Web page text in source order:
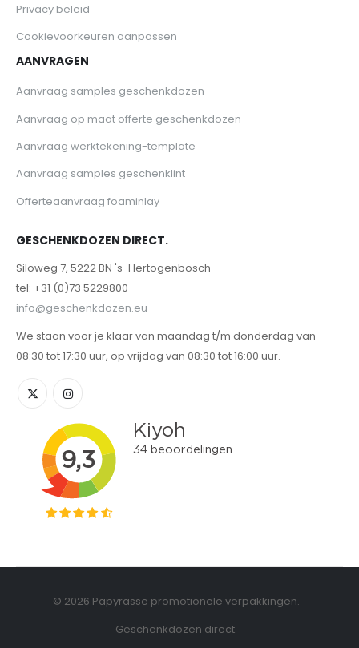
Privacy beleid
Cookievoorkeuren aanpassen
AANVRAGEN
Aanvraag samples geschenkdozen
Aanvraag op maat offerte geschenkdozen
Aanvraag werktekening-template
Aanvraag samples geschenklint
Offerteaanvraag foaminlay
GESCHENKDOZEN DIRECT.
Siloweg 7, 5222 BN 's-Hertogenbosch
tel: +31 (0)73 5229800
info@geschenkdozen.eu
We staan voor je klaar van maandag t/m donderdag van
08:30 tot 17:30 uur, op vrijdag van 08:30 tot 16:00 uur.
© 2026 Papyrasse promotionele verpakkingen.
Geschenkdozen direct.